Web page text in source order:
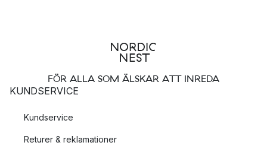
FÖR ALLA SOM ÄLSKAR ATT INREDA
KUNDSERVICE
Kundservice
Returer & reklamationer